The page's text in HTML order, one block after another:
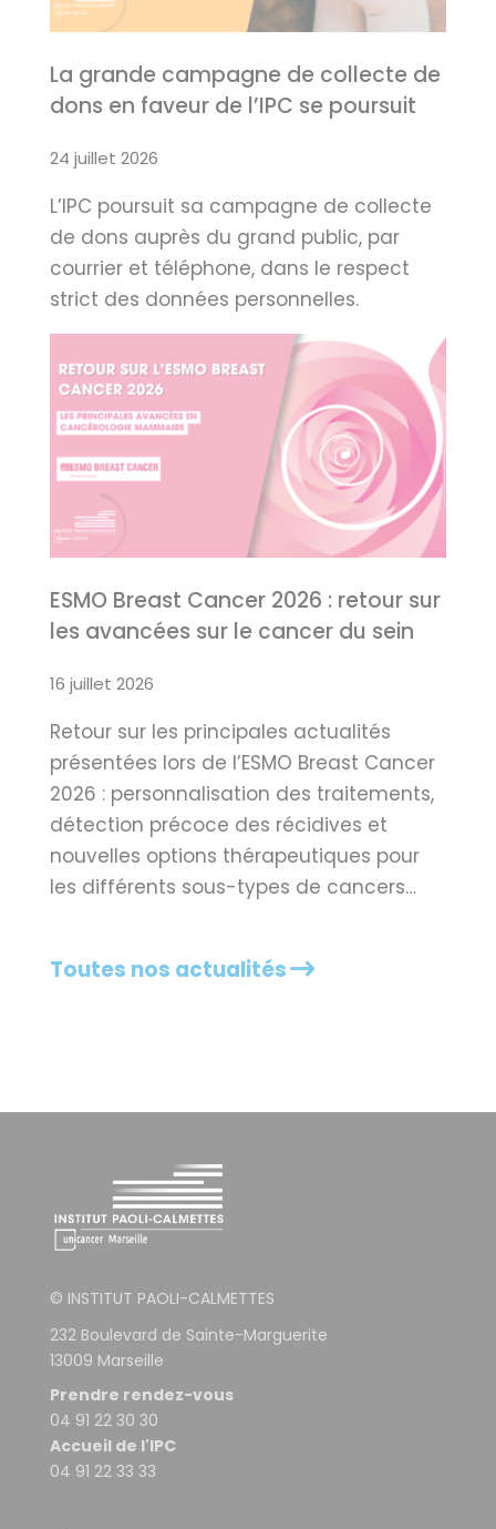
La grande campagne de collecte de
dons en faveur de l’IPC se poursuit
24 juillet 2026
L’IPC poursuit sa campagne de collecte
de dons auprès du grand public, par
courrier et téléphone, dans le respect
strict des données personnelles.
ESMO Breast Cancer 2026 : retour sur
les avancées sur le cancer du sein
16 juillet 2026
Retour sur les principales actualités
présentées lors de l’ESMO Breast Cancer
2026 : personnalisation des traitements,
détection précoce des récidives et
nouvelles options thérapeutiques pour
les différents sous-types de cancers…
Toutes nos actualités
© INSTITUT PAOLI-CALMETTES
232 Boulevard de Sainte-Marguerite
13009 Marseille
Prendre rendez-vous
04 91 22 30 30
Accueil de l'IPC
04 91 22 33 33